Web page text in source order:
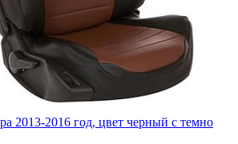
2013-2016 год, цвет черный с темно